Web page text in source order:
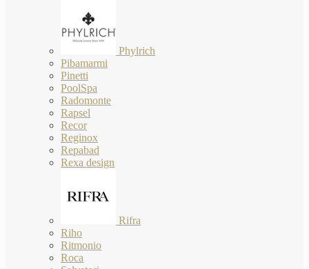
Phylrich
Pibamarmi
Pinetti
PoolSpa
Radomonte
Rapsel
Recor
Reginox
Repabad
Rexa design
Rifra
Riho
Ritmonio
Roca